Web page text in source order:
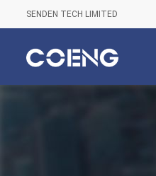
SENDEN TECH LIMITED